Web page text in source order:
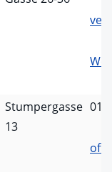
Stumpergasse
13
01/